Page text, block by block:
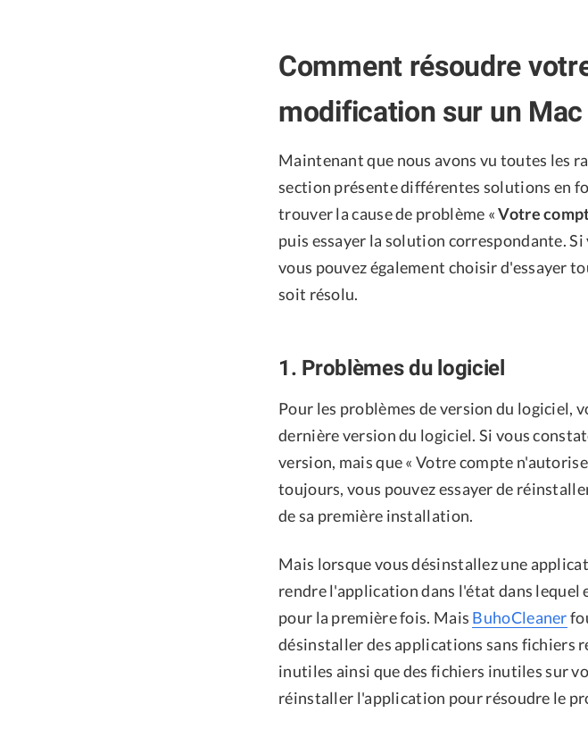
Comment résoudre
modification sur un Mac
Maintenant que nous avons vu toutes les
section présente différentes solutions en
trouver la cause de problème «Votre
puis essayer la solution correspondante. Si
vous pouvez également choisir d'essayer
soit résolu.
1. Problèmes du logiciel
Pour les problèmes de version du logiciel,
dernière version du logiciel. Si vous
version, mais que « Votre compte
toujours, vous pouvez essayer de
de sa première installation.
Mais lorsque vous désinstallez une
rendre l'application dans l'état dans
pour la première fois. Mais BuhoCleaner
désinstaller des applications sans fichiers
inutiles ainsi que des fichiers inutiles sur
réinstaller l'application pour résoudre le